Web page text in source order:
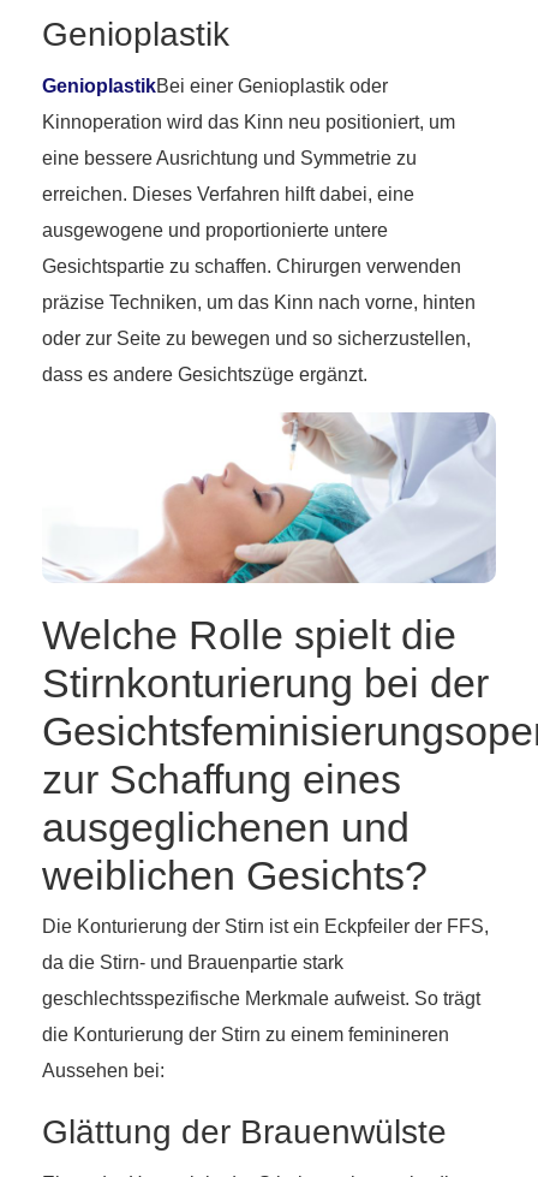
Genioplastik
GenioplastikBei einer Genioplastik oder
Kinnoperation wird das Kinn neu positioniert, um
eine bessere Ausrichtung und Symmetrie zu
erreichen. Dieses Verfahren hilft dabei, eine
ausgewogene und proportionierte untere
Gesichtspartie zu schaffen. Chirurgen verwenden
präzise Techniken, um das Kinn nach vorne, hinten
oder zur Seite zu bewegen und so sicherzustellen,
dass es andere Gesichtszüge ergänzt.
Welche Rolle spielt die
Stirnkonturierung bei der
zur Schaffung eines
ausgeglichenen und
weiblichen Gesichts?
Die Konturierung der Stirn ist ein Eckpfeiler der FFS,
da die Stirn- und Brauenpartie stark
geschlechtsspezifische Merkmale aufweist. So trägt
die Konturierung der Stirn zu einem feminineren
Aussehen bei:
Glättung der Brauenwülste